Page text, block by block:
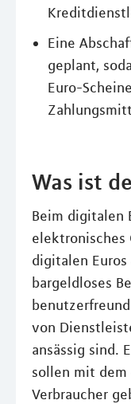
Eine
geplant,
Euro-
Was ist
Beim digitalen
elektronisches
digitalen
bargeldloses
von
ansässig sind.
sollen mit
Verbraucher